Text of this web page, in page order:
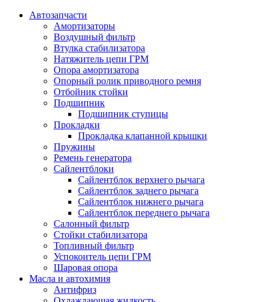
Автозапчасти
Амортизаторы
Воздушный фильтр
Втулка стабилизатора
Натяжитель цепи ГРМ
Опора амортизатора
Опорный ролик приводного ремня
Отбойник стойки
Подшипник
Подшипник ступицы
Прокладки
Прокладка клапанной крышки
Пружины
Ремень генератора
Сайлентблоки
Сайлентблок верхнего рычага
Сайлентблок заднего рычага
Сайлентблок нижнего рычага
Сайлентблок переднего рычага
Салонный фильтр
Стойки стабилизатора
Топливный фильтр
Успокоитель цепи ГРМ
Шаровая опора
Масла и автохимия
Антифриз